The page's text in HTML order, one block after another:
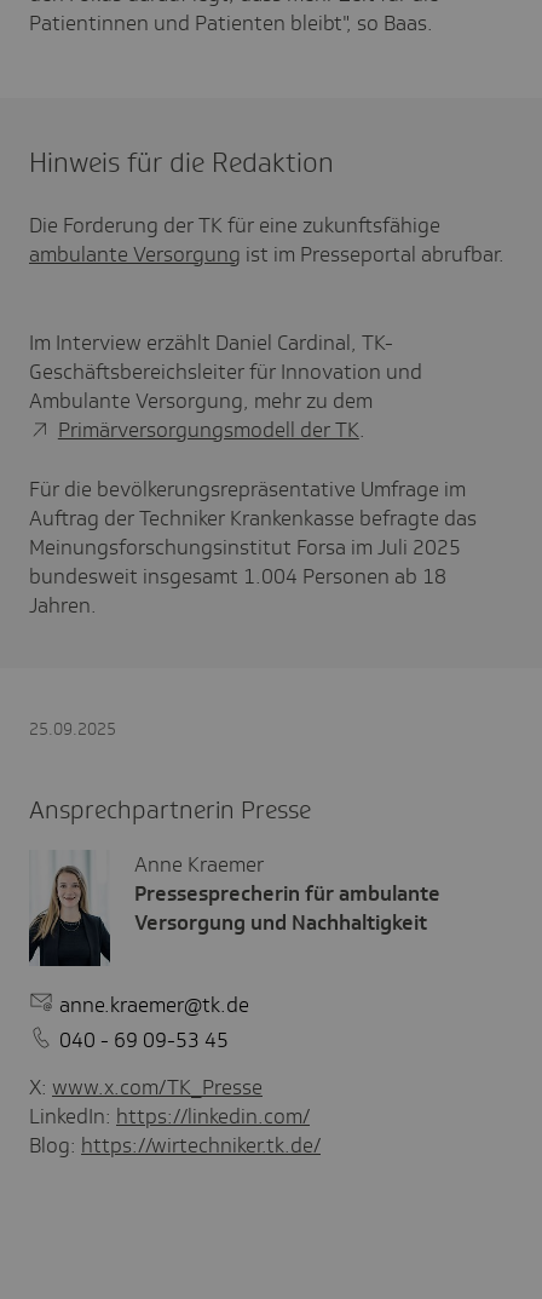
Patientinnen und Patienten bleibt", so Baas.
Hinweis für die Redaktion
Die Forderung der TK für eine zukunftsfähige
ambulante Versorgung ist im Presseportal abrufbar.
Im Interview erzählt Daniel Cardinal, TK-
Geschäftsbereichsleiter für Innovation und
Ambulante Versorgung, mehr zu dem
Primärversorgungsmodell der TK.
Für die bevölkerungsrepräsentative Umfrage im
Auftrag der Techniker Krankenkasse befragte das
Meinungsforschungsinstitut Forsa im Juli 2025
bundesweit insgesamt 1.004 Personen ab 18
Jahren.
25.09.2025
Ansprechpartnerin Presse
Anne Kraemer
Pressesprecherin für ambulante
Versorgung und Nachhaltigkeit
anne.kraemer@tk.de
040 - 69 09-53 45
X: www.x.com/TK_Presse
LinkedIn: https://linkedin.com/
Blog: https://wirtechniker.tk.de/